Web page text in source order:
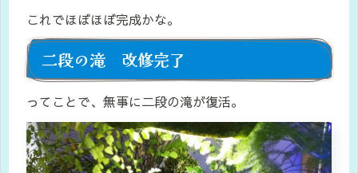
これでほぼほぼ完成かな。
二段の滝 改修完了
ってことで、無事に二段の滝が復活。